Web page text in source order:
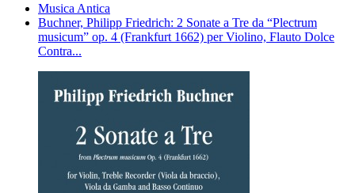
Musica Antica
Buchner, Philipp Friedrich: 2 Sonate a Tre da “Plectrum
musicum” op. 4 (Frankfurt 1662) per Violino, Flauto Dolce
Contra...